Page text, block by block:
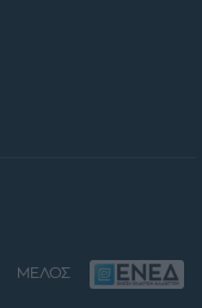
ΜΕΛΟΣ